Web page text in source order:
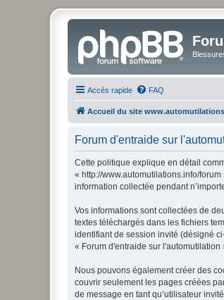
Accès rapide FAQ
Accueil du site
Forum d'entraide sur
Cette politique explique en détail
« http://www.automutilations.info/
information collectée pendant
Vos informations sont collectées de
textes téléchargés dans les fichiers
identifiant de session invité (désigné
« Forum d'entraide sur
Nous pouvons également créer des
couvrir seulement les pages créées
de message en tant qu’utilisateur